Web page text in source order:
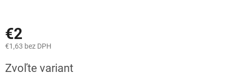
€2
€1,63 bez DPH
cena:
Zvoľte variant